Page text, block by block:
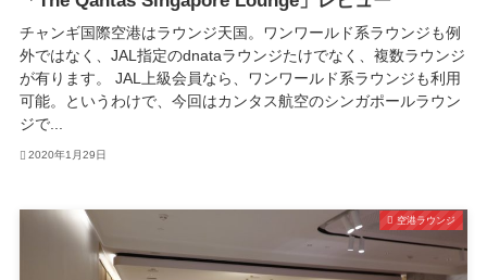
チャンギ国際空港はラウンジ天国。ワンワールド系ラウンジも例
外ではなく、JAL指定のdnataラウンジたけでなく、複数ラウンジ
が有ります。 JAL上級会員なら、ワンワールド系ラウンジも利用
可能。というわけで、今回はカンタス航空のシンガポールラウン
ジで...
2020年1月29日
空港ラウンジ